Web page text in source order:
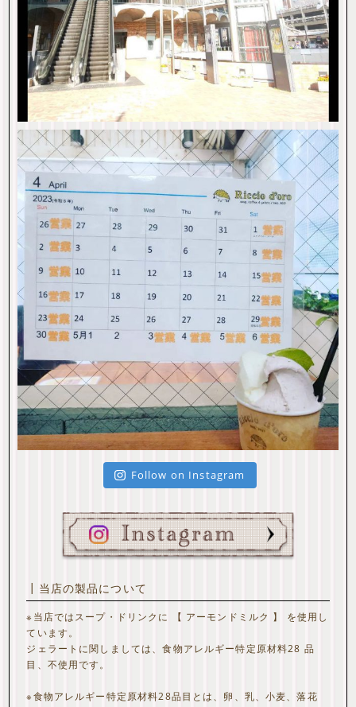
Follow on Instagram
┃当店の製品について
※当店ではスープ・ドリンクに 【 アーモンドミルク 】 を使用し
ています。
ジェラートに関しましては、食物アレルギー特定原材料28 品
目、不使用です。
※食物アレルギー特定原材料28品目とは、卵、乳、小麦、落花